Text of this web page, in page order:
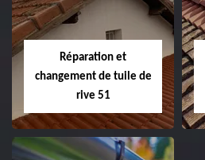
et toiture 51
Marne
Réparation et
changement de tuile de
rive 51